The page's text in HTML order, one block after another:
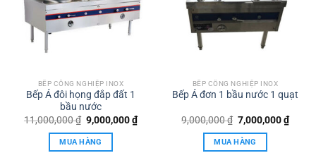
BẾP CÔNG NGHIỆP INOX
Bếp Á đôi họng đắp đất 1
bầu nước
11,000,000₫ Giá
gốc
là:
11,000,000 ₫.
9,000,000₫Giá
hiện
MUA HÀNG
BẾP CÔNG NGHIỆP INOX
Bếp Á đơn 1 bầu nước 1 quạt
9,000,000₫ Giá
gốc
là:
9,000,000 ₫.
7,000,000₫Giá
hiện
MUA HÀNG